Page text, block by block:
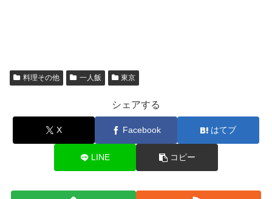
料理その他 一人飯 東京
シェアする
X Facebook はてブ
LINE コピー